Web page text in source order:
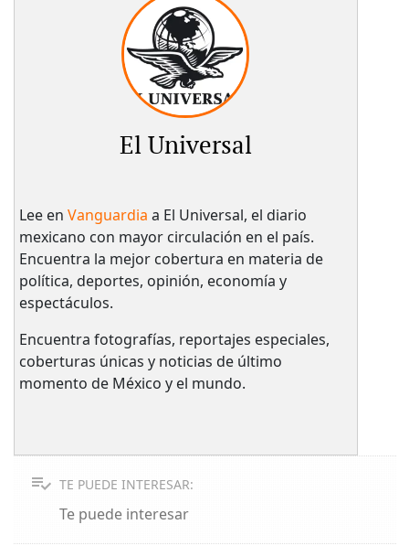
El Universal
Lee en Vanguardia a El Universal, el diario
mexicano con mayor circulación en el país.​
Encuentra la mejor cobertura en materia de
política, deportes, opinión, economía y
espectáculos.
Encuentra fotografías, reportajes especiales,
coberturas únicas y noticias de último
momento de México y el mundo.
TE PUEDE INTERESAR:
Te puede interesar